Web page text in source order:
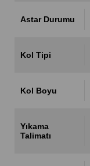
Astar Durumu
Kol Tipi
Kol Boyu
Yıkama
Talimatı